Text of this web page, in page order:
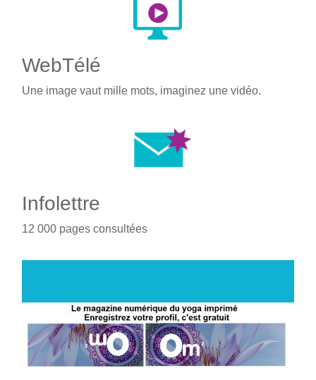
WebTélé
Une image vaut mille mots, imaginez une vidéo.
Infolettre
12 000 pages consultées